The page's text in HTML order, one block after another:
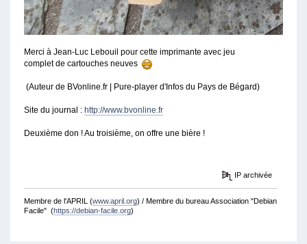
Merci à Jean-Luc Lebouil pour cette imprimante avec jeu
complet de cartouches neuves
(Auteur de BVonline.fr | Pure-player d'Infos du Pays de Bégard)
Site du journal : http://www.bvonline.fr
Deuxième don ! Au troisième, on offre une bière !
IP archivée
Membre de l'APRIL (www.april.org) / Membre du bureau Association "Debian
Facile" (https://debian-facile.org)